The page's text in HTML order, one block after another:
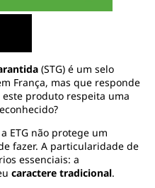
(STG) é um selo
França, mas que responde
produto respeita uma
ETG não protege um
fazer. A particularidade de
essenciais: a
caractere tradicional.